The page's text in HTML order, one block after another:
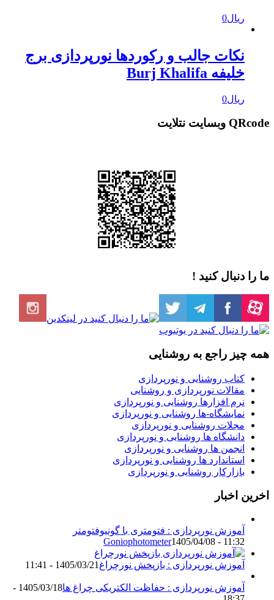
ریال0
نکات جالب و رکوردها نورپردازی برج
خلیفه Burj Khalifa
ریال0
QRcode وبسایت نتلایت
ما را دنبال کنید !
همه چیز راجع به روشنایی
کتاب روشنایی و نورپردازی
مقالات نورپردازی و روشنایی
نرم افزارها روشنایی و نورپردازی
نمایشگاه-ها روشنایی و نورپردازی
مجلات روشنایی و نورپردازی
دانشگاه ها روشنایی و نورپردازی
انجمن ها روشنایی و نورپردازی
استاندارد ها روشنایی و نورپردازی
بازارکار روشنایی و نورپردازی
اخرین اخبار
آموزش نورپردازی : فتومتری با گونیوفتومتر
Goniophotometer1405/04/08 - 11:32
آموزش نورپردازی : بازپخش نورچراغ 1405/03/21 - 11:41
آموزش نورپردازی : حفاظت الکتریکی چراغ ها
1405/03/18 -